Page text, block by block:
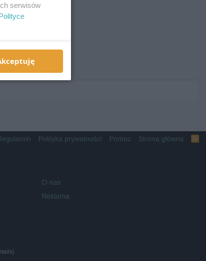
Polityka prywatności Pomoc Strona główna
R
O nas
Reklama
)
serwisów